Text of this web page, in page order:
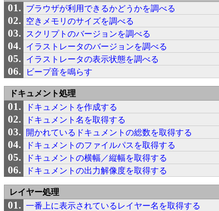
ブラウザが利用できるかどうかを調べる
空きメモリのサイズを調べる
スクリプトのバージョンを調べる
イラストレータのバージョンを調べる
イラストレータの表示状態を調べる
ビープ音を鳴らす
ドキュメント処理
ドキュメントを作成する
ドキュメント名を取得する
開かれているドキュメントの総数を取得する
ドキュメントのファイルパスを取得する
ドキュメントの横幅／縦幅を取得する
ドキュメントの出力解像度を取得する
レイヤー処理
一番上に表示されているレイヤー名を取得する